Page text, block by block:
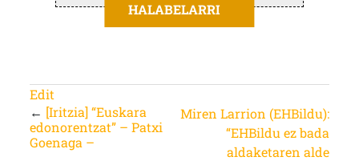
HALABELARRI
Edit
← [Iritzia] “Euskara
edonorentzat” – Patxi
Goenaga –
Miren Larrion (EHBildu):
“EHBildu ez bada
aldaketaren alde